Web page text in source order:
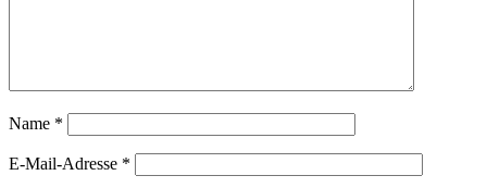
Name *
E-Mail-Adresse *